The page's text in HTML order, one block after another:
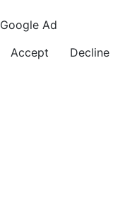
Google Ad
Accept
Decline